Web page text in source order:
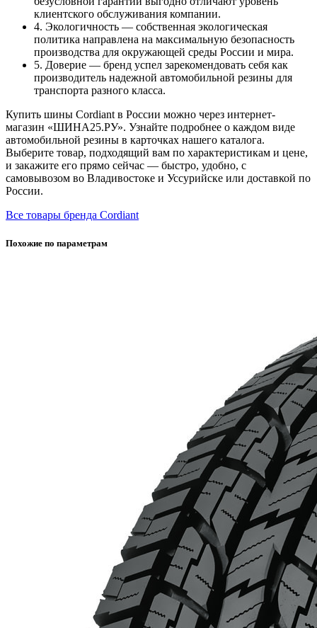
клиентского обслуживания компании.
4. Экологичность — собственная экологическая
политика направлена на максимальную безопасность
производства для окружающей среды России и мира.
5. Доверие — бренд успел зарекомендовать себя как
производитель надежной автомобильной резины для
транспорта разного класса.
Купить шины Cordiant в России можно через интернет-
магазин «ШИНА25.РУ». Узнайте подробнее о каждом виде
автомобильной резины в карточках нашего каталога.
Выберите товар, подходящий вам по характеристикам и цене,
и закажите его прямо сейчас — быстро, удобно, с
самовывозом во Владивостоке и Уссурийске или доставкой по
России.
Все товары бренда Cordiant
Похожие по параметрам